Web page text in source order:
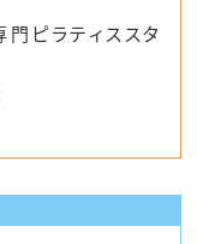
門ピラティススタ